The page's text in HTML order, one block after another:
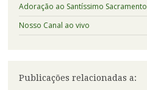
Adoração ao Santíssimo Sacramento
Nosso Canal ao vivo
Publicações relacionadas a: